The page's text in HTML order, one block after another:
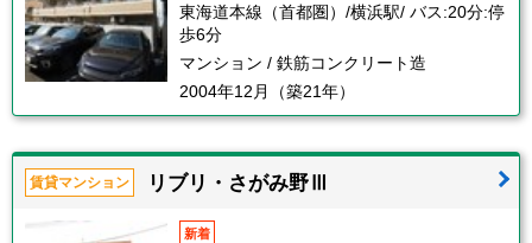
東海道本線（首都圏）/横浜駅/ バス:20分:停
歩6分
マンション / 鉄筋コンクリート造
2004年12月（築21年）
賃貸マンション リブリ・さがみ野Ⅲ
新着